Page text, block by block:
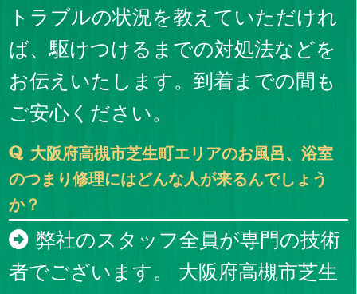
トラブルの状況を教えていただけれ
ば、駆けつけるまでの対処法などを
お伝えいたします。到着までの間も
ご安心ください。
大阪府高槻市芝生町エリアのお風呂、浴室
のつまり修理にはどんな人が来るんでしょう
か？
弊社のスタッフ全員が専門の技術
者でございます。 大阪府高槻市芝生